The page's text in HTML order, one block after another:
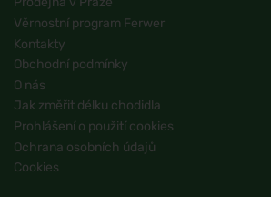
Věrnostní program Ferwer
Kontakty
Obchodní podmínky
O nás
Jak změřit délku chodidla
Prohlášení o použití cookies
Ochrana osobních údajů
Cookies